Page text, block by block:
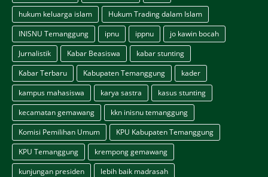
hukum keluarga islam
Hukum Trading dalam Islam
INISNU Temanggung
ipnu ippnu
jo kawin bocah
Jurnalistik
Kabar Beasiswa
kabar stunting
Kabar Terbaru
Kabupaten Temanggung
kader
kampus mahasiswa
karya sastra
kasus stunting
kecamatan gemawang
kkn inisnu temanggung
Komisi Pemilihan Umum
KPU Kabupaten Temanggung
KPU Temanggung
krempong gemawang
kunjungan presiden
lebih baik madrasah